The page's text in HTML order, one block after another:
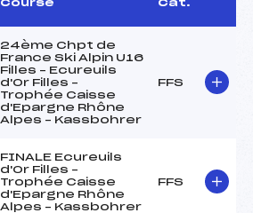
Course Cat.
24ème Chpt de
France Ski Alpin U16
Filles – Ecureuils
d'Or Filles –
Trophée Caisse
d'Epargne Rhône
Alpes – Kassbohrer
FFS
FINALE Ecureuils
d'Or Filles –
Trophée Caisse
d'Epargne Rhône
Alpes – Kassbohrer
FFS